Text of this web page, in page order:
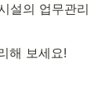
설의 업무관리
해 보세요!